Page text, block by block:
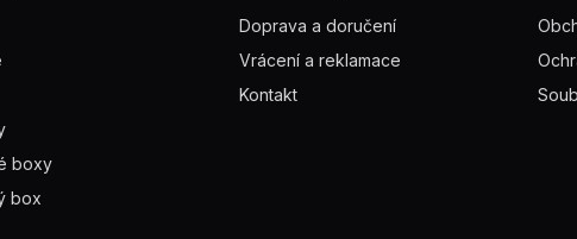
boxy
box
Doprava a doručení
Vrácení a reklamace
Kontakt